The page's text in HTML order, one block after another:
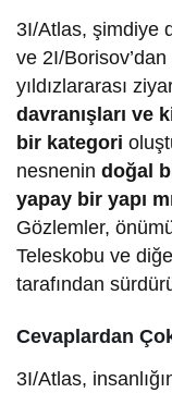
3I/Atlas, şimdiye
ve 2I/
yıldızlararası
davranışları ve
bir kategori
nesnenindoğal
yapay bir yapı
Gözlemler,
Teleskobu ve
tarafından
Cevaplardan
3I/Atlas,